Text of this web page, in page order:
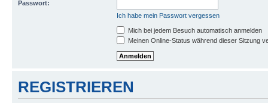
Passwort:
Ich habe mein Passwort vergessen
Mich bei jedem Besuch automatisch anmelden
Meinen Online-Status während dieser Sitzung
REGISTRIEREN